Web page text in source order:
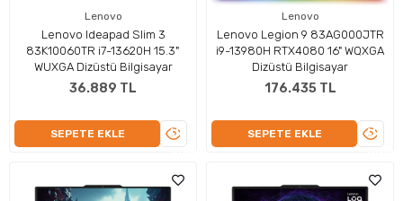
Lenovo
Lenovo Ideapad Slim 3
83K10060TR i7-13620H 15.3"
WUXGA Dizüstü Bilgisayar
36.889 TL
SEPETE EKLE
ÜRÜNÜ
Lenovo
Lenovo Legion 9 83AG000JTR
i9-13980H RTX4080 16" WQXGA
Dizüstü Bilgisayar
176.435 TL
SEPETE EKLE